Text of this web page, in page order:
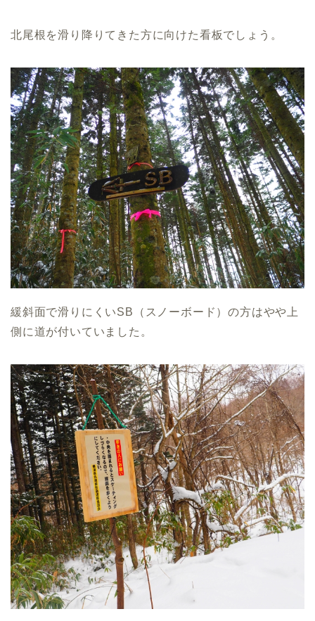
北尾根を滑り降りてきた方に向けた看板でしょう。
緩斜面で滑りにくいSB（スノーボード）の方はやや上
側に道が付いていました。